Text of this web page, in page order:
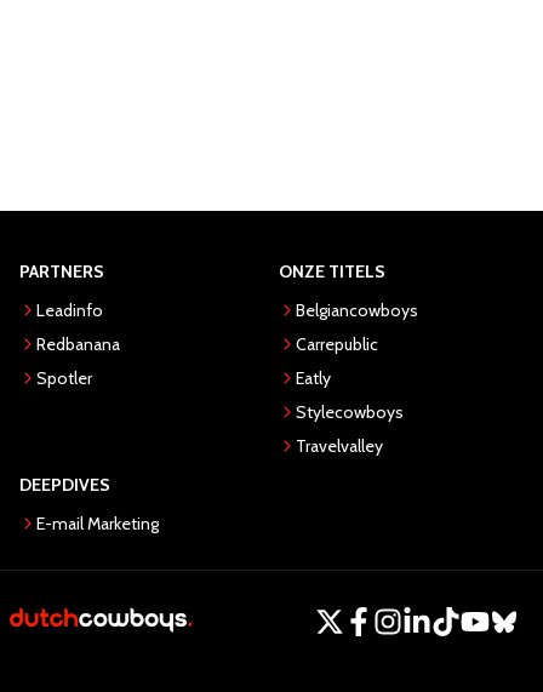
PARTNERS
Leadinfo
Redbanana
Spotler
ONZE TITELS
Belgiancowboys
Carrepublic
Eatly
Stylecowboys
Travelvalley
DEEPDIVES
E-mail Marketing